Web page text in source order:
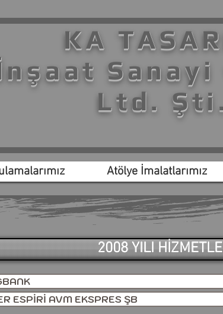
KA
Sanayi
Ltd.
Atölye İmalatlarımız
2008 YILI
ESPİRİ AVM EKSPRES ŞB